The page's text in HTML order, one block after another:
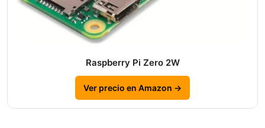
Raspberry Pi Zero 2W
Ver precio en Amazon →